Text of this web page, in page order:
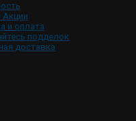
Акции
и оплата
подделок
доставка